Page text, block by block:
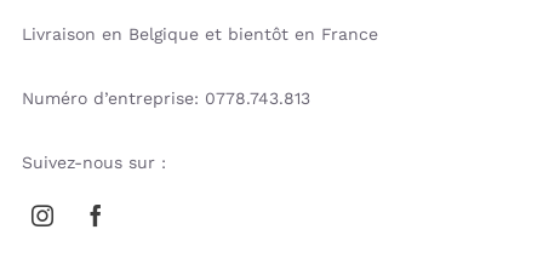
Livraison en Belgique et bientôt en France
Numéro d’entreprise: 0778.743.813
Suivez-nous sur :